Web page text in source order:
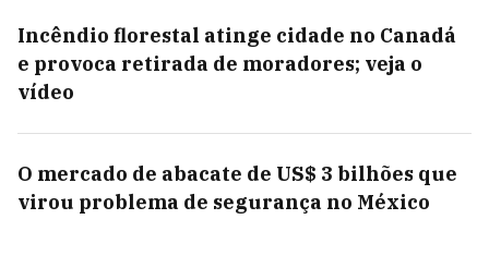
Incêndio florestal atinge cidade no Canadá
e provoca retirada de moradores; veja o
vídeo
O mercado de abacate de US$ 3 bilhões que
virou problema de segurança no México